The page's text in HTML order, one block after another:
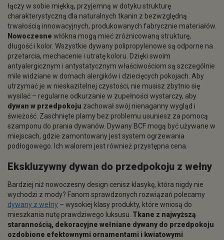
łączy w sobie miękką, przyjemną w dotyku strukturę
charakterystyczną dla naturalnych tkanin z bezwzględną
trwałością innowacyjnych, produkowanych fabrycznie materiałów.
Nowoczesne włókna mogą mieć zróżnicowaną strukturę,
długość i kolor. Wszystkie dywany polipropylenowe są odporne na
przetarcia, mechacenie i utratę koloru. Dzięki swoim
antyalergicznym i antystatycznym właściwościom są szczególnie
mile widziane w domach alergików i dziecięcych pokojach. Aby
utrzymać je w nieskazitelnej czystości, nie musisz zbytnio się
wysilać – regularne odkurzanie w zupełności wystarczy, aby
dywan w przedpokoju zachował swój nienaganny wygląd i
świeżość. Zaschnięte plamy bez problemu usuniesz za pomocą
szamponu do prania dywanów. Dywany BCF mogą być używane w
miejscach, gdzie zamontowany jest system ogrzewania
podłogowego. Ich walorem jest również przystępna cena.
Ekskluzywny dywan do przedpokoju z wełny
Bardziej niż nowoczesny design cenisz klasykę, która nigdy nie
wychodzi z mody? Fanom sprawdzonych rozwiązań polecamy
dywany z wełny – wysokiej klasy produkty, które wniosą do
mieszkania nutę prawdziwego luksusu. Tkane z najwyższą
starannością, dekoracyjne wełniane dywany do przedpokoju
ozdobione efektownymi ornamentami i kwiatowymi